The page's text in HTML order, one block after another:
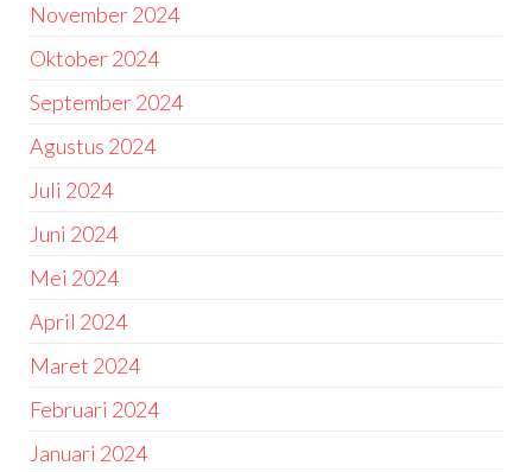
November 2024
Oktober 2024
September 2024
Agustus 2024
Juli 2024
Juni 2024
Mei 2024
April 2024
Maret 2024
Februari 2024
Januari 2024